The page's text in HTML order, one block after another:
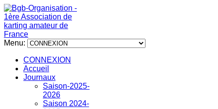
Menu:
CONNEXION
Accueil
Journaux
Saison-2025-
2026
Saison 2024-